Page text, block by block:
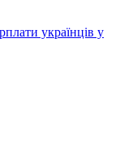
українців у